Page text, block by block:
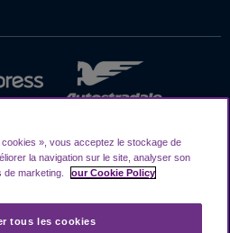
», vous acceptez le stockage de
la navigation sur le site, analyser son
marketing.
our Cookie Policy
tous les cookies